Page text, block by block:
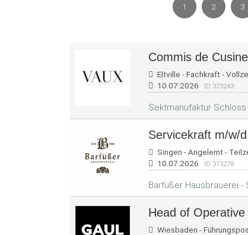
1 2 3
Commis de
Eltville - Fachkraft -
10.07.2026
ID 373243
Sektmanufaktur Schloss
Servicekraft m/w/d
Singen - Angelernt -
10.07.2026
ID 373278
Barfüßer Hausbrauerei -
Head of
Wiesbaden -